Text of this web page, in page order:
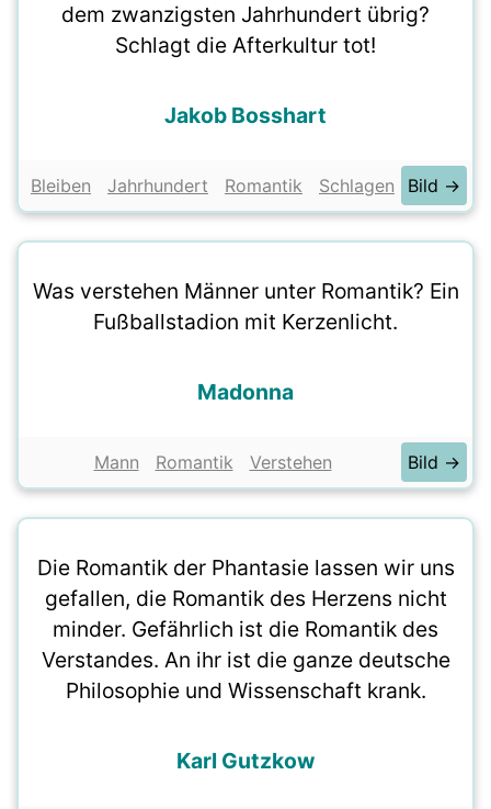
dem zwanzigsten Jahrhundert übrig?
Schlagt die Afterkultur tot!
Jakob Bosshart
Bleiben Jahrhundert Romantik Schlagen Bild →
Was verstehen Männer unter Romantik? Ein
Fußballstadion mit Kerzenlicht.
Madonna
Mann Romantik Verstehen Bild →
Die Romantik der Phantasie lassen wir uns
gefallen, die Romantik des Herzens nicht
minder. Gefährlich ist die Romantik des
Verstandes. An ihr ist die ganze deutsche
Philosophie und Wissenschaft krank.
Karl Gutzkow